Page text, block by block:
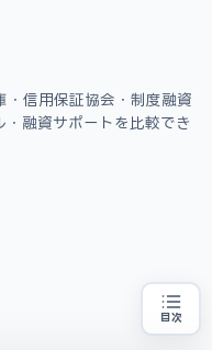
目次
・信用保証協会・制度融資
融資サポートを比較でき